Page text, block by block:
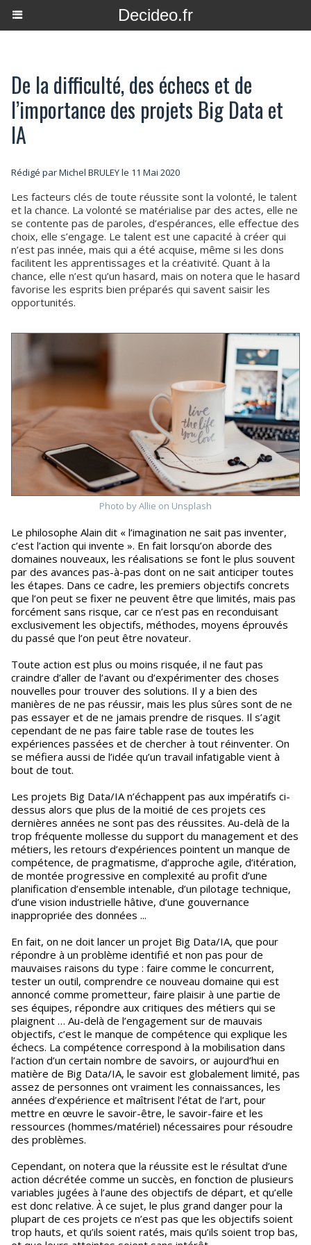
Decideo.fr
De la difficulté, des échecs et de
l’importance des projets Big Data et
IA
Rédigé parMichel BRULEYle 11 Mai 2020
Les facteurs clés de toute réussite sont la volonté, le talent
et la chance. La volonté se matérialise par des actes, elle ne
se contente pas de paroles, d’espérances, elle effectue des
choix, elle s’engage. Le talent est une capacité à créer qui
n’est pas innée, mais qui a été acquise, même si les dons
facilitent les apprentissages et la créativité. Quant à la
chance, elle n’est qu’un hasard, mais on notera que le hasard
favorise les esprits bien préparés qui savent saisir les
opportunités.
Photo by Allie on Unsplash
Le philosophe Alain dit « l’imagination ne sait pas inventer,
c’est l’action qui invente ». En fait lorsqu’on aborde des
domaines nouveaux, les réalisations se font le plus souvent
par des avances pas-à-pas dont on ne sait anticiper toutes
les étapes. Dans ce cadre, les premiers objectifs concrets
que l’on peut se fixer ne peuvent être que limités, mais pas
forcément sans risque, car ce n’est pas en reconduisant
exclusivement les objectifs, méthodes, moyens éprouvés
du passé que l’on peut être novateur.
Toute action est plus ou moins risquée, il ne faut pas
craindre d’aller de l’avant ou d’expérimenter des choses
nouvelles pour trouver des solutions. Il y a bien des
manières de ne pas réussir, mais les plus sûres sont de ne
pas essayer et de ne jamais prendre de risques. Il s’agit
cependant de ne pas faire table rase de toutes les
expériences passées et de chercher à tout réinventer. On
se méfiera aussi de l’idée qu’un travail infatigable vient à
bout de tout.
Les projets Big Data/IA n’échappent pas aux impératifs ci-
dessus alors que plus de la moitié de ces projets ces
dernières années ne sont pas des réussites. Au-delà de la
trop fréquente mollesse du support du management et des
métiers, les retours d’expériences pointent un manque de
compétence, de pragmatisme, d’approche agile, d’itération,
de montée progressive en complexité au profit d’une
planification d’ensemble intenable, d’un pilotage technique,
d’une vision industrielle hâtive, d’une gouvernance
inappropriée des données ...
En fait, on ne doit lancer un projet Big Data/IA, que pour
répondre à un problème identifié et non pas pour de
mauvaises raisons du type : faire comme le concurrent,
tester un outil, comprendre ce nouveau domaine qui est
annoncé comme prometteur, faire plaisir à une partie de
ses équipes, répondre aux critiques des métiers qui se
plaignent … Au-delà de l’engagement sur de mauvais
objectifs, c’est le manque de compétence qui explique les
échecs. La compétence correspond à la mobilisation dans
l’action d’un certain nombre de savoirs, or aujourd’hui en
matière de Big Data/IA, le savoir est globalement limité, pas
assez de personnes ont vraiment les connaissances, les
années d’expérience et maîtrisent l’état de l’art, pour
mettre en œuvre le savoir-être, le savoir-faire et les
ressources (hommes/matériel) nécessaires pour résoudre
des problèmes.
Cependant, on notera que la réussite est le résultat d’une
action décrétée comme un succès, en fonction de plusieurs
variables jugées à l’aune des objectifs de départ, et qu’elle
est donc relative. À ce sujet, le plus grand danger pour la
plupart de ces projets ce n’est pas que les objectifs soient
trop hauts, et qu’ils soient ratés, mais qu’ils soient trop bas,